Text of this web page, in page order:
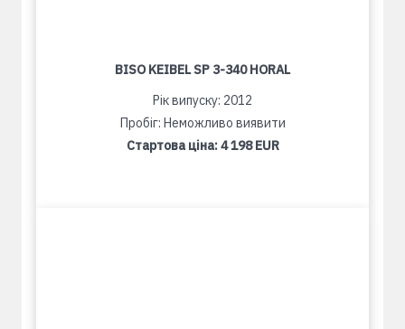
BISO KEIBEL SP 3-340 HORAL
Рік випуску: 2012
Пробіг: Неможливо виявити
Стартова ціна:4 198 EUR